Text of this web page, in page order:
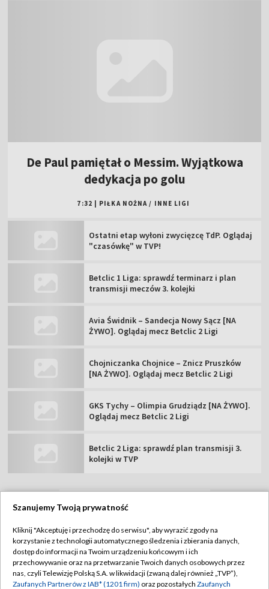
De Paul pamiętał o Messim. Wyjątkowa
dedykacja po golu
7:32 | PIŁKA NOŻNA / INNE LIGI
Ostatni etap wyłoni zwycięzcę TdP. Oglądaj
"czasówkę" w TVP!
Betclic 1 Liga: sprawdź terminarz i plan
transmisji meczów 3. kolejki
Avia Świdnik – Sandecja Nowy Sącz [NA
ŻYWO]. Oglądaj mecz Betclic 2 Ligi
Chojniczanka Chojnice – Znicz Pruszków
[NA ŻYWO]. Oglądaj mecz Betclic 2 Ligi
GKS Tychy – Olimpia Grudziądz [NA ŻYWO].
Oglądaj mecz Betclic 2 Ligi
Betclic 2 Liga: sprawdź plan transmisji 3.
kolejki w TVP
Abonament TVP
Sklep TVP
Biuro Reklamy
Regulamin TVP
Polityka prywatności
Moje zgody
Szanujemy Twoją prywatność
Kliknij "Akceptuję i przechodzę do serwisu", aby wyrazić zgody na
korzystanie z technologii automatycznego śledzenia i zbierania danych,
dostęp do informacji na Twoim urządzeniu końcowym i ich
przechowywanie oraz na przetwarzanie Twoich danych osobowych przez
nas, czyli Telewizję Polską S.A. w likwidacji (zwaną dalej również „TVP”),
Zaufanych Partnerów z IAB* (1201 firm) oraz pozostałych Zaufanych